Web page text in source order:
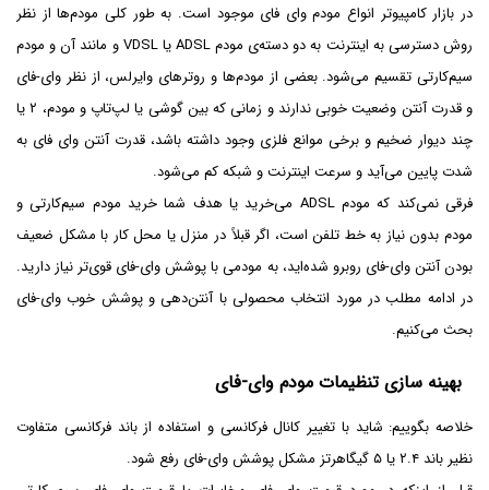
در بازار کامپیوتر انواع مودم وای فای موجود است. به طور کلی مودم‌ها از نظر
روش دسترسی به اینترنت به دو دسته‌ی مودم ADSL یا VDSL و مانند آن و مودم
سیم‌کارتی تقسیم می‌شود. بعضی از مودم‌ها و روترهای وایرلس، از نظر وای-فای
و قدرت آنتن وضعیت خوبی ندارند و زمانی که بین گوشی یا لپ‌تاپ و مودم، ۲ یا
چند دیوار ضخیم و برخی موانع فلزی وجود داشته باشد، قدرت آنتن وای فای به
شدت پایین می‌آید و سرعت اینترنت و شبکه کم می‌شود.
فرقی نمی‌کند که مودم ADSL می‌خرید یا هدف شما خرید مودم سیم‌کارتی و
مودم بدون نیاز به خط تلفن است، اگر قبلاً در منزل یا محل کار با مشکل ضعیف
بودن آنتن وای-فای روبرو شده‌اید، به مودمی با پوشش وای-فای قوی‌تر نیاز دارید.
در ادامه مطلب در مورد انتخاب محصولی با آنتن‌دهی و پوشش خوب وای-فای
بحث می‌کنیم.
بهینه سازی تنظیمات مودم وای-فای
خلاصه بگوییم: شاید با تغییر کانال فرکانسی و استفاده از باند فرکانسی متفاوت
نظیر باند ۲.۴ یا ۵ گیگاهرتز مشکل پوشش وای-فای رفع شود.